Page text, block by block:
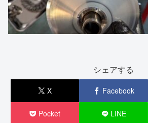
シェアする
X Facebook
Pocket LINE